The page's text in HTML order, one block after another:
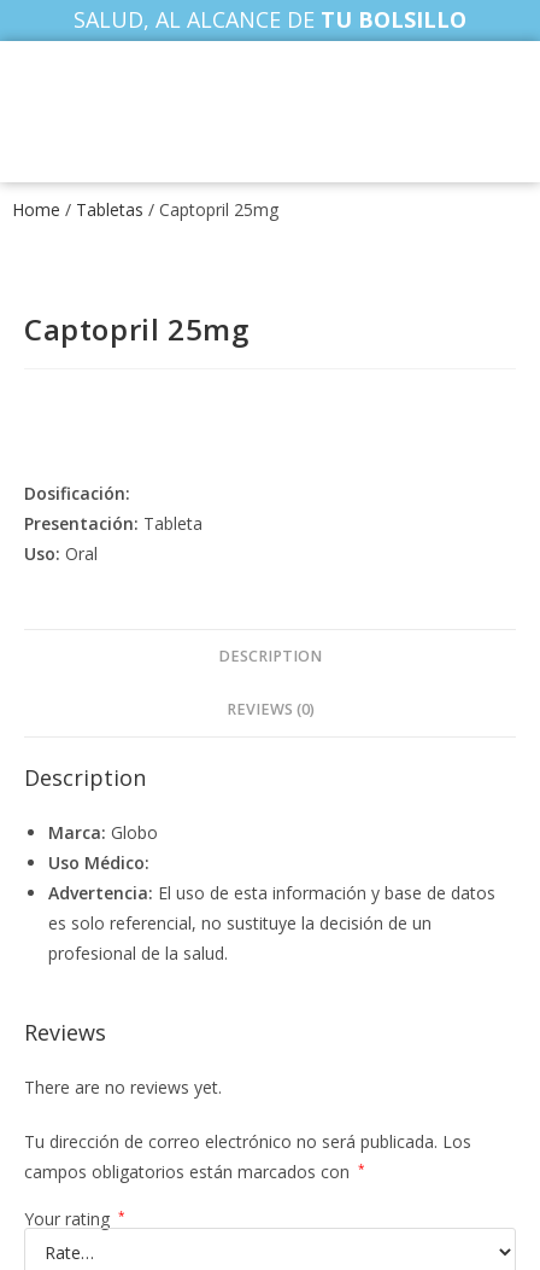
SALUD, AL ALCANCE DE TU BOLSILLO
Home / Tabletas / Captopril 25mg
Captopril 25mg
Dosificación:
Presentación: Tableta
Uso: Oral
DESCRIPTION
REVIEWS (0)
Description
Marca: Globo
Uso Médico:
Advertencia: El uso de esta información y base de datos
es solo referencial, no sustituye la decisión de un
profesional de la salud.
Reviews
There are no reviews yet.
Tu dirección de correo electrónico no será publicada. Los
campos obligatorios están marcados con *
Your rating *